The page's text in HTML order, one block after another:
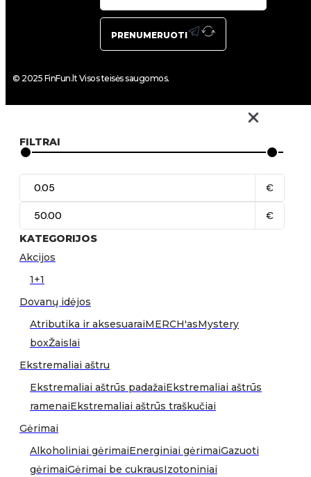
PRENUMERUOTI
© 2025 FinFun.lt Visos teisės saugomos.
FILTRAI
€
€
KATEGORIJOS
Akcijos
1+1
Dovanų idėjos
Atributika ir aksesuaraiMERCH'asMystery
boxŽaislai
Ekstremaliai aštru
Ekstremaliai aštrūs padažaiEkstremaliai aštrūs
ramenaiEkstremaliai aštrūs traškučiai
Gėrimai
Alkoholiniai gėrimaiEnerginiai gėrimaiGazuoti
gėrimaiGėrimai be cukrausIzotoniniai